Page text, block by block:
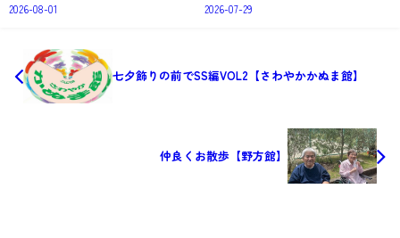
2026-08-01 2026-07-29
七夕飾りの前でSS編VOL2【さわやかかぬま館】
仲良くお散歩【野方館】